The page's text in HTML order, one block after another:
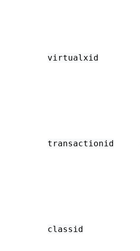
virtualxid
transactionid
classid